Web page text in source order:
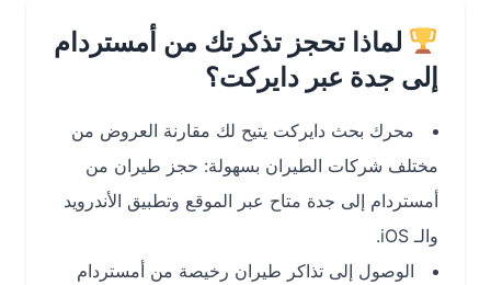
لماذا تحجز تذكرتك من أمستردام
إلى جدة عبر دايركت؟
محرك بحث دايركت يتيح لك مقارنة العروض من
مختلف شركات الطيران بسهولة: حجز طيران من
أمستردام إلى جدة متاح عبر الموقع وتطبيق الأندرويد
الوصول إلى تذاكر طيران رخيصة من أمستردام